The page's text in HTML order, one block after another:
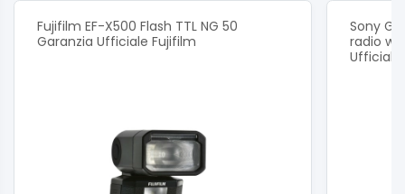
Fujifilm EF-X500 Flash TTL NG 50
Garanzia Ufficiale Fujifilm
Sony
radio
Ufficiale